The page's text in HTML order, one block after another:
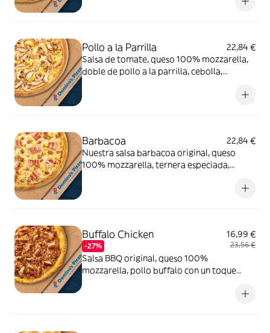
Pollo a la Parrilla
22,84 €
Salsa de tomate, queso 100% mozzarella,
doble de pollo a la parrilla, cebolla,
Barbacoa
22,84 €
Nuestra salsa barbacoa original, queso
100% mozzarella, ternera especiada,
Buffalo Chicken
-27%
16,99 €
23,56 €
Salsa BBQ original, queso 100%
mozzarella, pollo buffalo con un toque